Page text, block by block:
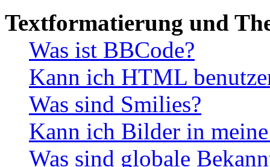
Textformatierung und
Was ist BBCode?
Kann ich HTML
Was sind Smilies?
Kann ich Bilder in
Was sind globale